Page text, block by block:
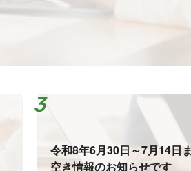
令和8年6月30日～7月14日
空き情報のお知らせです